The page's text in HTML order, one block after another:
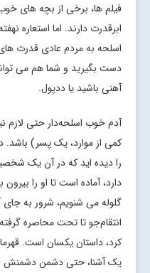
فیلم ها، برخی از بچه های
ابرقدرت دارند. اما استعاره
اسلحه به مردم عادی قدرت
دست بگیرید و شما هم می
آهنی باشید یا ددپول.
آدم خوب اسلحه‌دار حتی لازم
کمی از موارد، یک پسر) باشد.
را دیده اید که در آن یک
دارد، آماده است تا او را
گلوله می شنویم، شرور به جای
انتقام‌جو تا تحت محاصره
کرد، داستان یکسان است.
یک آشنا، حتی دشمن دشمنش